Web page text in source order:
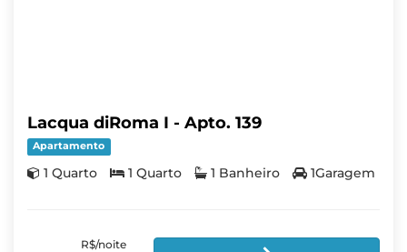
Lacqua diRoma I - Apto. 139
Apartamento
1 Quarto 1 Quarto 1 Banheiro 1Garagem
R$/noite